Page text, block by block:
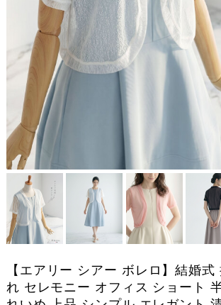
【エアリー シアー ボレロ】結婚
れ セレモニー オフィス ショート